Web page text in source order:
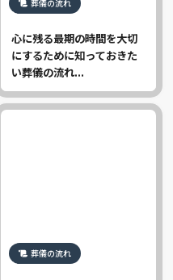
葬儀の流れ
心に残る最期の時間を大切
にするために知っておきた
い葬儀の流れ...
葬儀の流れ